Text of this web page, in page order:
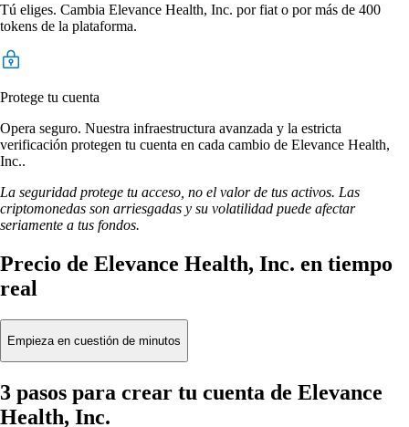
Tú eliges. Cambia Elevance Health, Inc. por fiat o por más de 400
tokens de la plataforma.
Protege tu cuenta
Opera seguro. Nuestra infraestructura avanzada y la estricta
verificación protegen tu cuenta en cada cambio de Elevance Health,
Inc..
La seguridad protege tu acceso, no el valor de tus activos. Las
criptomonedas son arriesgadas y su volatilidad puede afectar
seriamente a tus fondos.
Precio de Elevance Health, Inc. en tiempo
real
Empieza en cuestión de minutos
3 pasos para crear tu cuenta de Elevance
Health, Inc.